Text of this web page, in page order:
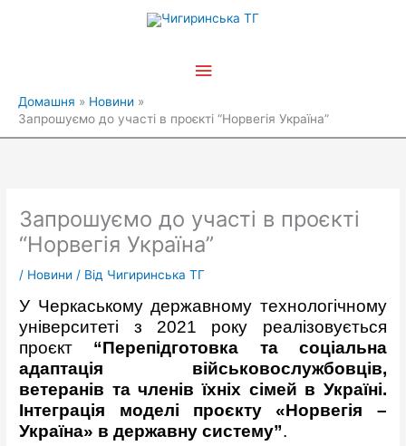
Головне
Домашня
Новини
Запрошуємо до участі в проєкті “Норвегія Україна”
Запрошуємо до участі в проєкті
“Норвегія Україна”
/ Новини / Від Чигиринська ТГ
У Черкаському державному технологічному
університеті з 2021 року реалізовується
проєкт “Перепідготовка та соціальна
адаптація військовослужбовців,
ветеранів та членів їхніх сімей в Україні.
Інтеграція моделі проєкту «Норвегія –
Україна» в державну систему”.